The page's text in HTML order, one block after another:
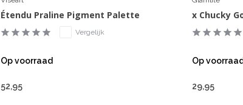
Étendu Praline Pigment Palette
Vergelijk
Op voorraad
52,95
x Chucky
Op
29,95